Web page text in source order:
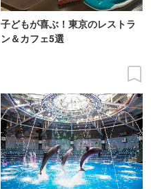
子どもが喜ぶ！東京のレストラ
ン＆カフェ5選